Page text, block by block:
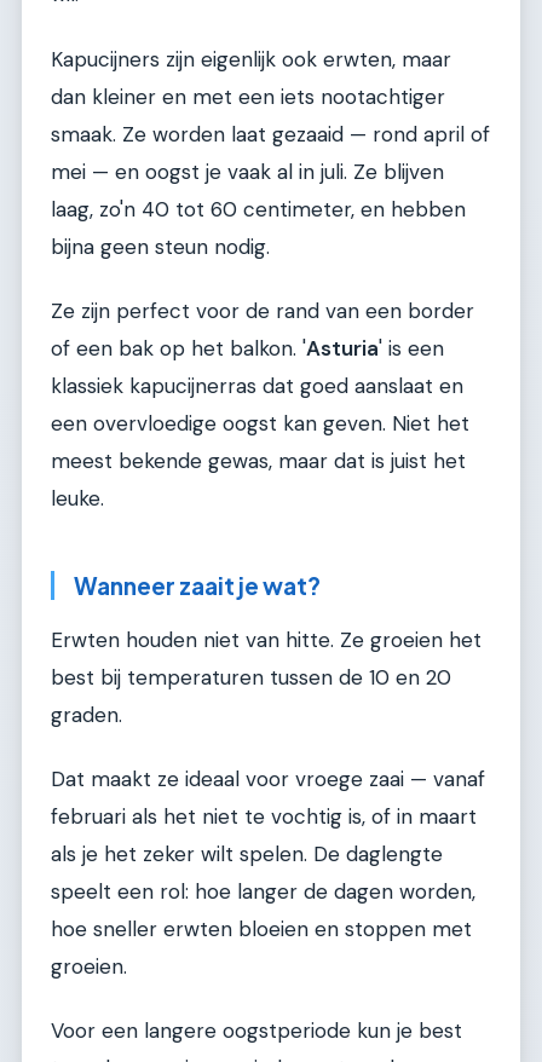
Kapucijners zijn eigenlijk ook erwten, maar
dan kleiner en met een iets nootachtiger
smaak. Ze worden laat gezaaid — rond april of
mei — en oogst je vaak al in juli. Ze blijven
laag, zo'n 40 tot 60 centimeter, en hebben
bijna geen steun nodig.
Ze zijn perfect voor de rand van een border
of een bak op het balkon. 'Asturia' is een
klassiek kapucijnerras dat goed aanslaat en
een overvloedige oogst kan geven. Niet het
meest bekende gewas, maar dat is juist het
leuke.
Wanneer zaait je wat?
Erwten houden niet van hitte. Ze groeien het
best bij temperaturen tussen de 10 en 20
graden.
Dat maakt ze ideaal voor vroege zaai — vanaf
februari als het niet te vochtig is, of in maart
als je het zeker wilt spelen. De daglengte
speelt een rol: hoe langer de dagen worden,
hoe sneller erwten bloeien en stoppen met
groeien.
Voor een langere oogstperiode kun je best